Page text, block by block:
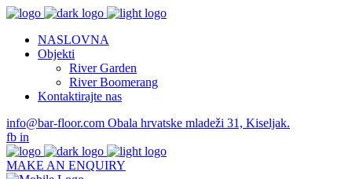
NASLOVNA
Objekti
River Garden
River Boomerang
Kontaktirajte nas
info@bar-floor.com Obala hrvatske mladeži 31, Kiseljak.
fb in
MAKE AN ENQUIRY